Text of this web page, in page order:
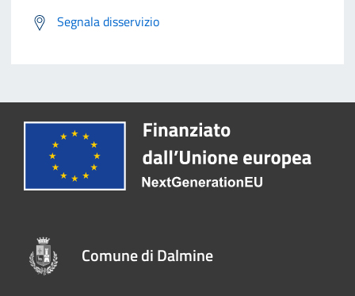
Segnala disservizio
Comune di Dalmine